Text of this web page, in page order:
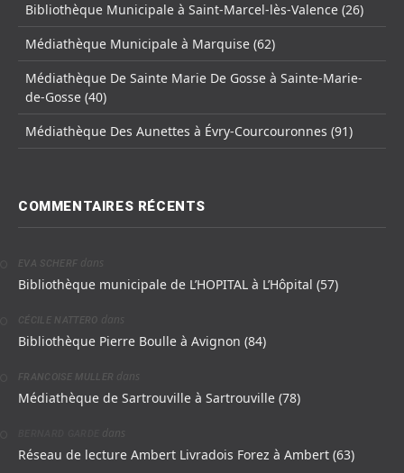
Bibliothèque Municipale à Saint-Marcel-lès-Valence (26)
Médiathèque Municipale à Marquise (62)
Médiathèque De Sainte Marie De Gosse à Sainte-Marie-
de-Gosse (40)
Médiathèque Des Aunettes à Évry-Courcouronnes (91)
COMMENTAIRES RÉCENTS
EVA SCHERF dans
Bibliothèque municipale de L’HOPITAL à L’Hôpital (57)
CÉCILE NATTERO dans
Bibliothèque Pierre Boulle à Avignon (84)
FRANCOISE MULLER dans
Médiathèque de Sartrouville à Sartrouville (78)
dans
Réseau de lecture Ambert Livradois Forez à Ambert (63)